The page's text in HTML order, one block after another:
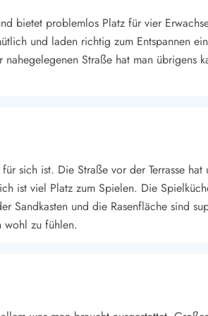
bietet problemlos Platz für vier
und laden richtig zum Entspannen
Straße hat man übrigens
sich ist. Die Straße vor der Terrasse hat
ist viel Platz zum Spielen. Die
Sandkasten und die Rasenfläche sind
wohl zu fühlen.